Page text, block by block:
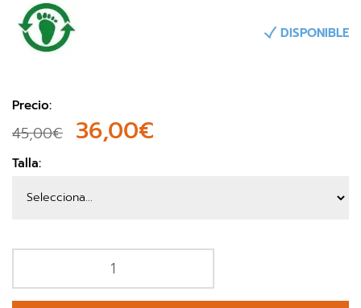
DISPONIBLE
Precio:
45,00€ 36,00€
Talla: